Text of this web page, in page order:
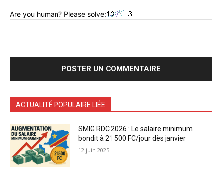
Are you human? Please solve:
ACTUALITÉ POPULAIRE LIÉE
SMIG RDC 2026 : Le salaire minimum
bondit à 21 500 FC/jour dès janvier
12 juin 2025